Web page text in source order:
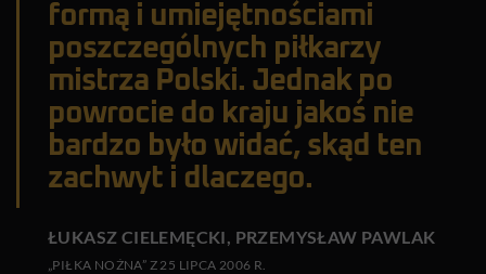
formą i umiejętnościami
poszczególnych piłkarzy
mistrza Polski. Jednak po
powrocie do kraju jakoś nie
bardzo było widać, skąd ten
zachwyt i dlaczego.
ŁUKASZ CIELEMĘCKI, PRZEMYSŁAW PAWLAK
„PIŁKA NOŻNA” Z 25 LIPCA 2006 R.